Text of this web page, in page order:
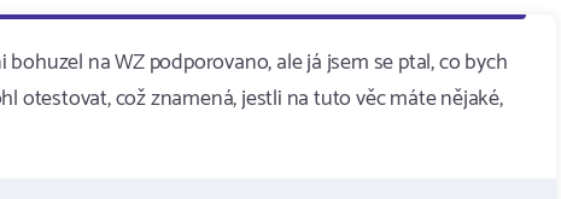
na WZ podporovano, ale já jsem se ptal, co bych
otestovat, což znamená, jestli na tuto věc máte nějaké,